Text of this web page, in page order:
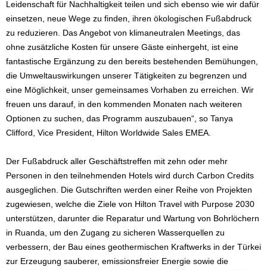
Leidenschaft für Nachhaltigkeit teilen und sich ebenso wie wir dafür
einsetzen, neue Wege zu finden, ihren ökologischen Fußabdruck
zu reduzieren. Das Angebot von klimaneutralen Meetings, das
ohne zusätzliche Kosten für unsere Gäste einhergeht, ist eine
fantastische Ergänzung zu den bereits bestehenden Bemühungen,
die Umweltauswirkungen unserer Tätigkeiten zu begrenzen und
eine Möglichkeit, unser gemeinsames Vorhaben zu erreichen. Wir
freuen uns darauf, in den kommenden Monaten nach weiteren
Optionen zu suchen, das Programm auszubauen“, so Tanya
Clifford, Vice President, Hilton Worldwide Sales EMEA.
Der Fußabdruck aller Geschäftstreffen mit zehn oder mehr
Personen in den teilnehmenden Hotels wird durch Carbon Credits
ausgeglichen. Die Gutschriften werden einer Reihe von Projekten
zugewiesen, welche die Ziele von Hilton Travel with Purpose 2030
unterstützen, darunter die Reparatur und Wartung von Bohrlöchern
in Ruanda, um den Zugang zu sicheren Wasserquellen zu
verbessern, der Bau eines geothermischen Kraftwerks in der Türkei
zur Erzeugung sauberer, emissionsfreier Energie sowie die